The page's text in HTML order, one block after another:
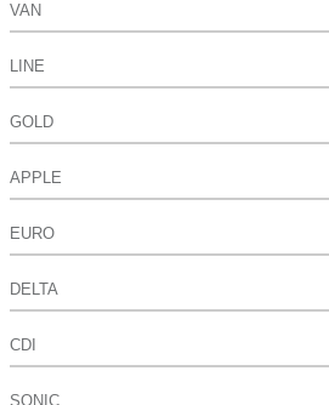
VAN
LINE
GOLD
APPLE
EURO
DELTA
CDI
SONIC